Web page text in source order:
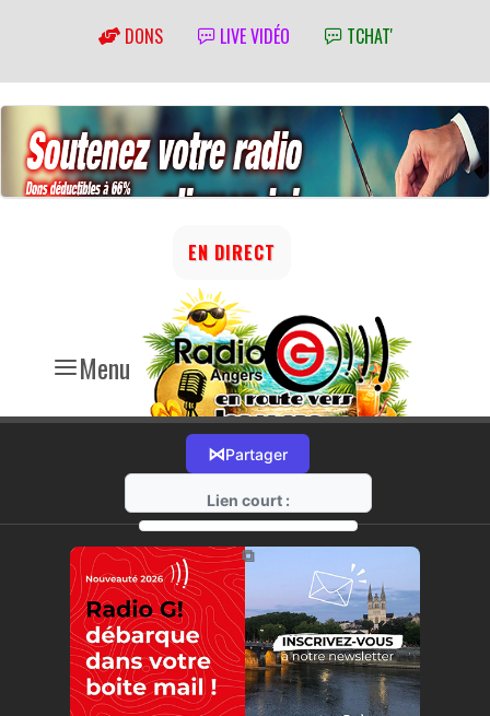
DONS LIVE VIDÉO TCHAT'
Menu
EN DIRECT
⋈Partager
Lien court :
https://radio-g.fr?22235
⧉